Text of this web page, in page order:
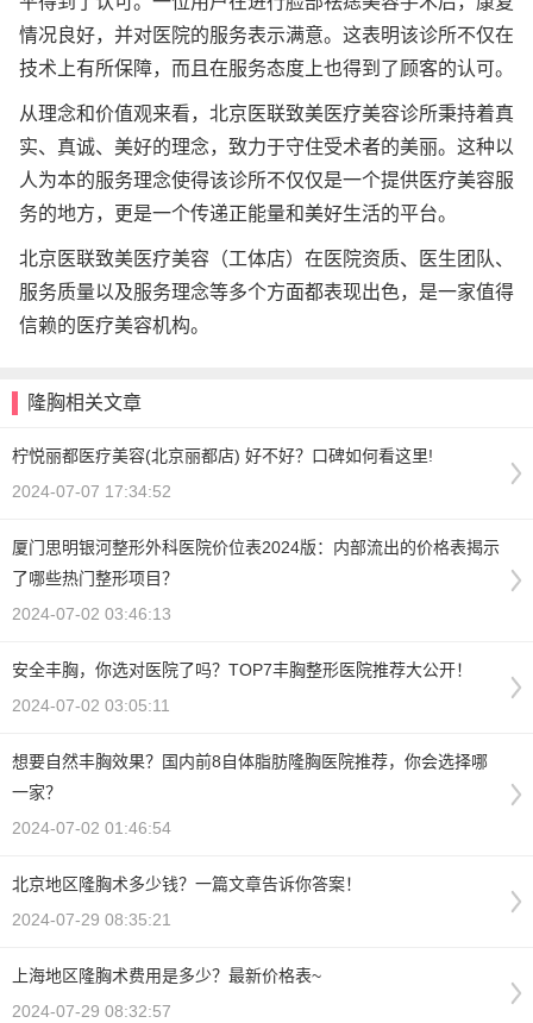
情况良好，并对医院的服务表示满意。这表明该诊所不仅在
技术上有所保障，而且在服务态度上也得到了顾客的认可。
从理念和价值观来看，北京医联致美医疗美容诊所秉持着真
实、真诚、美好的理念，致力于守住受术者的美丽。这种以
人为本的服务理念使得该诊所不仅仅是一个提供医疗美容服
务的地方，更是一个传递正能量和美好生活的平台。
北京医联致美医疗美容（工体店）在医院资质、医生团队、
服务质量以及服务理念等多个方面都表现出色，是一家值得
信赖的医疗美容机构。
隆胸相关文章
柠悦丽都医疗美容(北京丽都店) 好不好？口碑如何看这里!
2024-07-07 17:34:52
厦门思明银河整形外科医院价位表2024版：内部流出的价格表揭示
了哪些热门整形项目？
2024-07-02 03:46:13
安全丰胸，你选对医院了吗？TOP7丰胸整形医院推荐大公开！
2024-07-02 03:05:11
想要自然丰胸效果？国内前8自体脂肪隆胸医院推荐，你会选择哪
一家？
2024-07-02 01:46:54
北京地区隆胸术多少钱？一篇文章告诉你答案！
2024-07-29 08:35:21
上海地区隆胸术费用是多少？最新价格表~
2024-07-29 08:32:57